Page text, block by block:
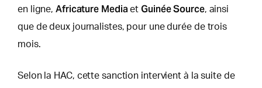
en ligne, Africature Media etGuinée Source, ainsi
que de deux journalistes, pour une durée de trois
mois.
Selon la HAC, cette sanction intervient à la suite de